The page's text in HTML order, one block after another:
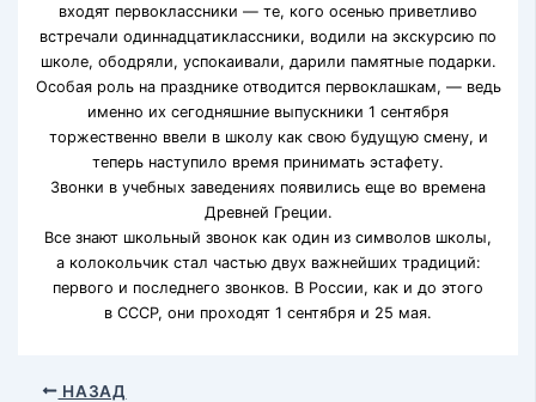
входят первоклассники — те, кого осенью приветливо
встречали одиннадцатиклассники, водили на экскурсию по
школе, ободряли, успокаивали, дарили памятные подарки.
Особая роль на празднике отводится первоклашкам, — ведь
именно их сегодняшние выпускники 1 сентября
торжественно ввели в школу как свою будущую смену, и
теперь наступило время принимать эстафету.
Звонки в учебных заведениях появились еще во времена
Древней Греции.
Все знают школьный звонок как один из символов школы,
а колокольчик стал частью двух важнейших традиций:
первого и последнего звонков. В России, как и до этого
в СССР, они проходят 1 сентября и 25 мая.
НАЗАД